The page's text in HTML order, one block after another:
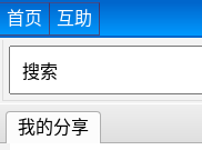
首页 互助
我的分享